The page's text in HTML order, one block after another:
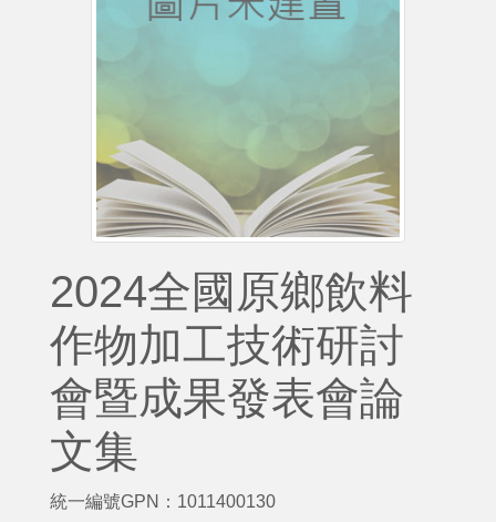
2024全國原鄉飲料
作物加工技術研討
會暨成果發表會論
文集
統一編號GPN：1011400130